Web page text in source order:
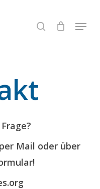
search Menu
Mail oder über
Close